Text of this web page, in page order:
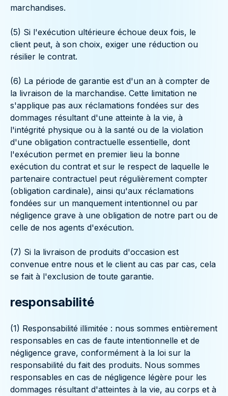
marchandises.
(5) Si l'exécution ultérieure échoue deux fois, le
client peut, à son choix, exiger une réduction ou
résilier le contrat.
(6) La période de garantie est d'un an à compter de
la livraison de la marchandise. Cette limitation ne
s'applique pas aux réclamations fondées sur des
dommages résultant d'une atteinte à la vie, à
l'intégrité physique ou à la santé ou de la violation
d'une obligation contractuelle essentielle, dont
l'exécution permet en premier lieu la bonne
exécution du contrat et sur le respect de laquelle le
partenaire contractuel peut régulièrement compter
(obligation cardinale), ainsi qu'aux réclamations
fondées sur un manquement intentionnel ou par
négligence grave à une obligation de notre part ou de
celle de nos agents d'exécution.
(7) Si la livraison de produits d'occasion est
convenue entre nous et le client au cas par cas, cela
se fait à l'exclusion de toute garantie.
responsabilité
(1) Responsabilité illimitée : nous sommes entièrement
responsables en cas de faute intentionnelle et de
négligence grave, conformément à la loi sur la
responsabilité du fait des produits. Nous sommes
responsables en cas de négligence légère pour les
dommages résultant d'atteintes à la vie, au corps et à